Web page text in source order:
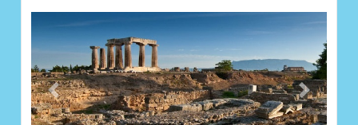
base de la Acrópolis) es una zona encantadora que
recrea el estilo y el ambiente de un pueblo griego.
Esta zona es donde se asentaron los trabajadores
procedentes de la isla de Anafi, que fueron a Atenas
para construir un palacio para el Rey Otto.
Además de pasear por sus calles o ver el mundo
Previous Next